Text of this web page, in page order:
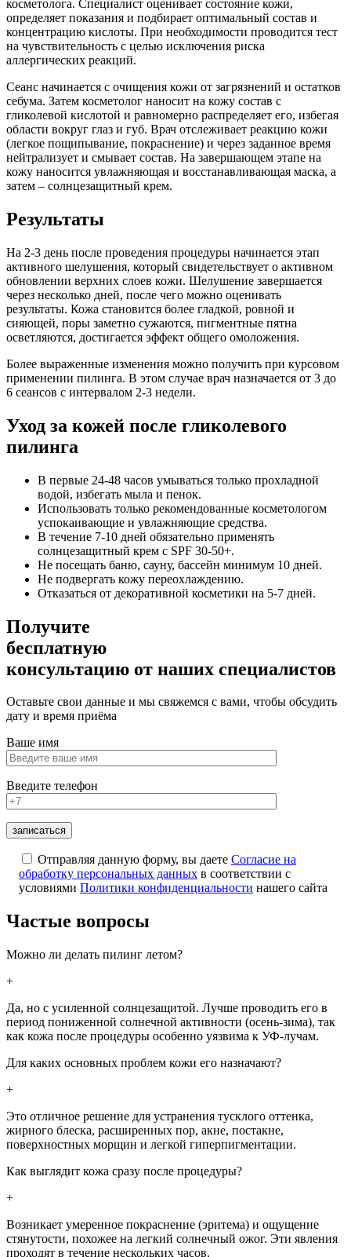
косметолога. Специалист оценивает состояние кожи,
определяет показания и подбирает оптимальный состав и
концентрацию кислоты. При необходимости проводится тест
на чувствительность с целью исключения риска
аллергических реакций.
Сеанс начинается с очищения кожи от загрязнений и остатков
себума. Затем косметолог наносит на кожу состав с
гликолевой кислотой и равномерно распределяет его, избегая
области вокруг глаз и губ. Врач отслеживает реакцию кожи
(легкое пощипывание, покраснение) и через заданное время
нейтрализует и смывает состав. На завершающем этапе на
кожу наносится увлажняющая и восстанавливающая маска, а
затем – солнцезащитный крем.
Результаты
На 2-3 день после проведения процедуры начинается этап
активного шелушения, который свидетельствует о активном
обновлении верхних слоев кожи. Шелушение завершается
через несколько дней, после чего можно оценивать
результаты. Кожа становится более гладкой, ровной и
сияющей, поры заметно сужаются, пигментные пятна
осветляются, достигается эффект общего омоложения.
Более выраженные изменения можно получить при курсовом
применении пилинга. В этом случае врач назначается от 3 до
6 сеансов с интервалом 2-3 недели.
Уход за кожей после гликолевого
пилинга
В первые 24-48 часов умываться только прохладной
водой, избегать мыла и пенок.
Использовать только рекомендованные косметологом
успокаивающие и увлажняющие средства.
В течение 7-10 дней обязательно применять
солнцезащитный крем с SPF 30-50+.
Не посещать баню, сауну, бассейн минимум 10 дней.
Не подвергать кожу переохлаждению.
Отказаться от декоративной косметики на 5-7 дней.
Получите
бесплатную
консультацию от наших специалистов
Оставьте свои данные и мы свяжемся с вами, чтобы обсудить
дату и время приёма
Ваше имя
Введите телефон
Отправляя данную форму, вы даете Согласие на
обработку персональных данных в соответствии с
условиями Политики конфиденциальности нашего сайта
Частые вопросы
Можно ли делать пилинг летом?
+
Да, но с усиленной солнцезащитой. Лучше проводить его в
период пониженной солнечной активности (осень-зима), так
как кожа после процедуры особенно уязвима к УФ-лучам.
Для каких основных проблем кожи его назначают?
+
Это отличное решение для устранения тусклого оттенка,
жирного блеска, расширенных пор, акне, постакне,
поверхностных морщин и легкой гиперпигментации.
Как выглядит кожа сразу после процедуры?
+
Возникает умеренное покраснение (эритема) и ощущение
стянутости, похожее на легкий солнечный ожог. Эти явления
проходят в течение нескольких часов.